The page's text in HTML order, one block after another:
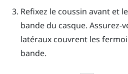
Refixez le coussin avant et
bande du casque. Assurez-
latéraux couvrent les
bande.